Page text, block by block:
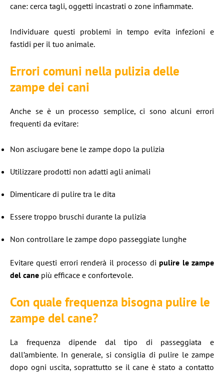
cane: cerca tagli, oggetti incastrati o zone infiammate.
Individuare questi problemi in tempo evita infezioni e
fastidi per il tuo animale.
Errori comuni nella pulizia delle
zampe dei cani
Anche se è un processo semplice, ci sono alcuni errori
frequenti da evitare:
Non asciugare bene le zampe dopo la pulizia
Utilizzare prodotti non adatti agli animali
Dimenticare di pulire tra le dita
Essere troppo bruschi durante la pulizia
Non controllare le zampe dopo passeggiate lunghe
Evitare questi errori renderà il processo dipulire le zampe
del cane più efficace e confortevole.
Con quale frequenza bisogna pulire le
zampe del cane?
La frequenza dipende dal tipo di passeggiata e
dall’ambiente. In generale, si consiglia di pulire le zampe
dopo ogni uscita, soprattutto se il cane è stato a contatto